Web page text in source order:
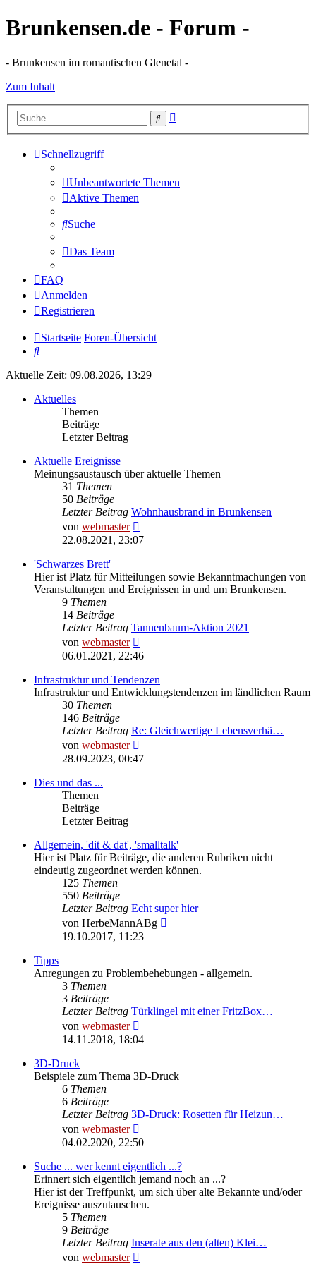
Brunkensen.de - Forum -
- Brunkensen im romantischen Glenetal -
Zum Inhalt
Suche
Schnellzugriff
Unbeantwortete Themen
Aktive Themen
Suche
Das Team
FAQ
Anmelden
Registrieren
Startseite Foren-Übersicht
Suche
Aktuelle Zeit: 09.08.2026, 13:29
Aktuelles
Themen
Beiträge
Letzter Beitrag
Aktuelle Ereignisse
Meinungsaustausch über aktuelle Themen
31 Themen
50 Beiträge
Letzter Beitrag Wohnhausbrand in Brunkensen
von webmaster
Beitrag
22.08.2021, 23:07
'Schwarzes Brett'
Hier ist Platz für Mitteilungen sowie Bekanntmachungen von
Veranstaltungen und Ereignissen in und um Brunkensen.
9 Themen
14 Beiträge
Letzter Beitrag Tannenbaum-Aktion 2021
von webmaster
Beitrag
06.01.2021, 22:46
Infrastruktur und Tendenzen
Infrastruktur und Entwicklungstendenzen im ländlichen Raum
30 Themen
146 Beiträge
Letzter Beitrag Re: Gleichwertige Lebensverhä…
von webmaster
Beitrag
28.09.2023, 00:47
Dies und das ...
Themen
Beiträge
Letzter Beitrag
Allgemein, 'dit & dat', 'smalltalk'
Hier ist Platz für Beiträge, die anderen Rubriken nicht
eindeutig zugeordnet werden können.
125 Themen
550 Beiträge
Letzter Beitrag Echt super hier
von HerbeMannABg
19.10.2017, 11:23
Tipps
Anregungen zu Problembehebungen - allgemein.
3 Themen
3 Beiträge
Letzter Beitrag Türklingel mit einer FritzBox…
von webmaster
Beitrag
14.11.2018, 18:04
3D-Druck
Beispiele zum Thema 3D-Druck
6 Themen
6 Beiträge
Letzter Beitrag 3D-Druck: Rosetten für Heizun…
von webmaster
Beitrag
04.02.2020, 22:50
Suche ... wer kennt eigentlich ...?
Erinnert sich eigentlich jemand noch an ...?
Hier ist der Treffpunkt, um sich über alte Bekannte und/oder
Ereignisse auszutauschen.
5 Themen
9 Beiträge
Letzter Beitrag Inserate aus den (alten) Klei…
von webmaster